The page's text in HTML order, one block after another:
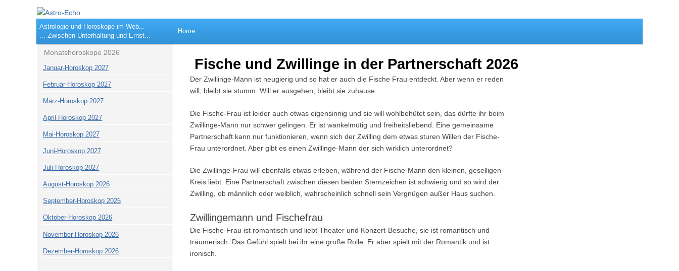
Astro-EchoDie Welt der Astrologie
Astrologie und Horoskope im Web...
... Zwischen Unterhaltung und Ernst...
Hauptmenü
Zum Inhalt springen Home
Fische und Zwillinge in der Partnerschaft 2026
Der Zwillinge-Mann ist neugierig und so hat er auch die Fische Frau entdeckt. Aber wenn er reden
will, bleibt sie stumm. Will er ausgehen, bleibt sie zuhause.
Die Fische-Frau ist leider auch etwas eigensinnig und sie will wohlbehütet sein, das dürfte ihr beim
Zwillinge-Mann nur schwer gelingen. Er ist wankelmütig und freiheitsliebend. Eine gemeinsame
Partnerschaft kann nur funktionieren, wenn sich der Zwilling dem etwas sturen Willen der Fische-
Frau unterordnet. Aber gibt es einen Zwillinge-Mann der sich wirklich unterordnet?
Die Zwillinge-Frau will ebenfalls etwas erleben, während der Fische-Mann den kleinen, geselligen
Kreis liebt. Eine Partnerschaft zwischen diesen beiden Sternzeichen ist schwierig und so wird der
Zwilling, ob männlich oder weiblich, wahrscheinlich schnell sein Vergnügen außer Haus suchen.
Zwillingemann und Fischefrau
Die Fische-Frau ist romantisch und liebt Theater und Konzert-Besuche, sie ist romantisch und
träumerisch. Das Gefühl spielt bei ihr eine große Rolle. Er aber spielt mit der Romantik und ist
ironisch.
Monatshoroskope 2026
Januar-Horoskop 2027
Februar-Horoskop 2027
März-Horoskop 2027
April-Horoskop 2027
Mai-Horoskop 2027
Juni-Horoskop 2027
Juli-Horoskop 2027
August-Horoskop 2026
September-Horoskop 2026
Oktober-Horoskop 2026
November-Horoskop 2026
Dezember-Horoskop 2026